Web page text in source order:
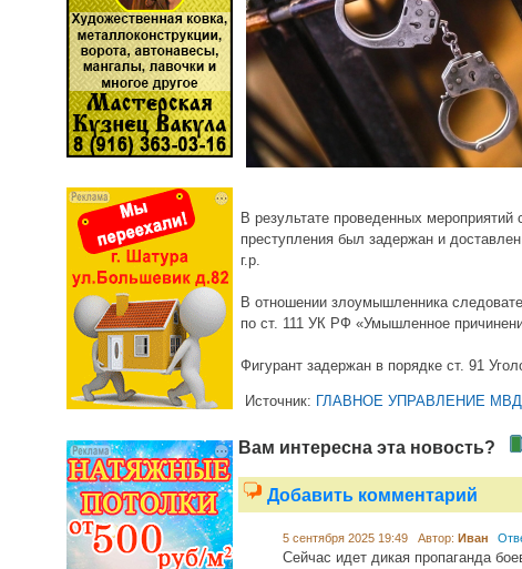
В результате проведенных
преступления был задержан и
г.р.
В отношении злоумышленника
по ст. 111 УК РФ «Умышленное
Фигурант задержан в порядке ст. 91
Источник: ГЛАВНОЕ УПРАВЛЕНИЕ
Вам интересна эта новость?
Добавить комментарий
5 сентября 2025 19:49 Автор: Иван
Сейчас идет дикая пропаганда